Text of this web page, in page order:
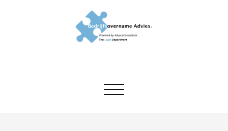
bedrijfsovernames
Toggle navigatie